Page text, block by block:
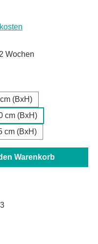
Wochen
(BxH)
cm (BxH)
cm (BxH)
gewünschten
Warenkorb